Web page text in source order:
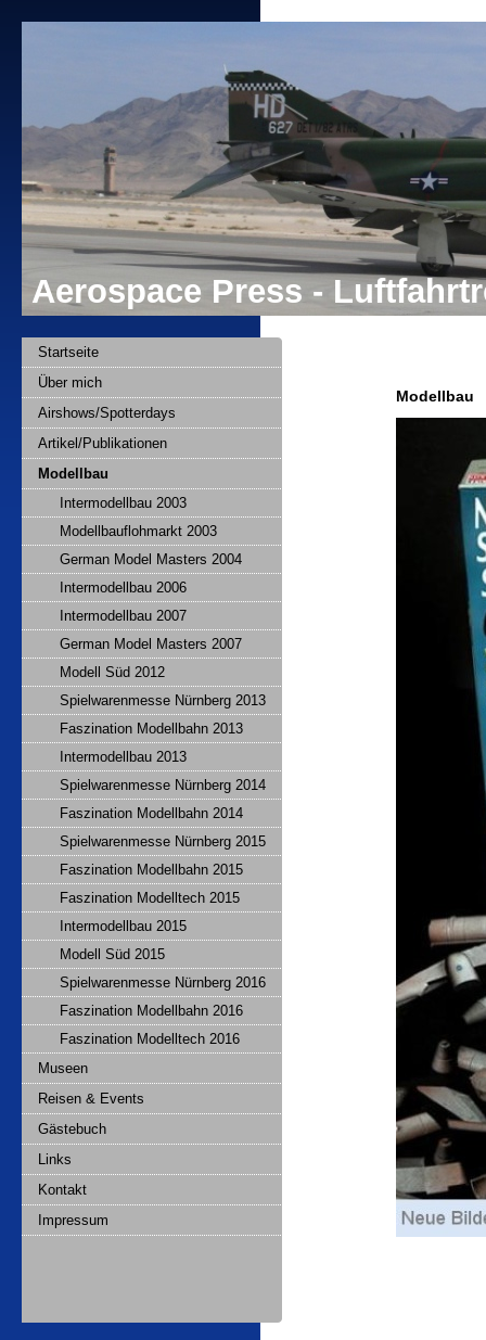
Aerospace Press -
Modellbau
Startseite
Über mich
Airshows/Spotterdays
Artikel/Publikationen
Modellbau
Intermodellbau 2003
Modellbauflohmarkt 2003
German Model Masters 2004
Intermodellbau 2006
Intermodellbau 2007
German Model Masters 2007
Modell Süd 2012
Spielwarenmesse Nürnberg 2013
Faszination Modellbahn 2013
Intermodellbau 2013
Spielwarenmesse Nürnberg 2014
Faszination Modellbahn 2014
Spielwarenmesse Nürnberg 2015
Faszination Modellbahn 2015
Faszination Modelltech 2015
Intermodellbau 2015
Modell Süd 2015
Spielwarenmesse Nürnberg 2016
Faszination Modellbahn 2016
Faszination Modelltech 2016
Museen
Reisen & Events
Gästebuch
Links
Kontakt
Impressum